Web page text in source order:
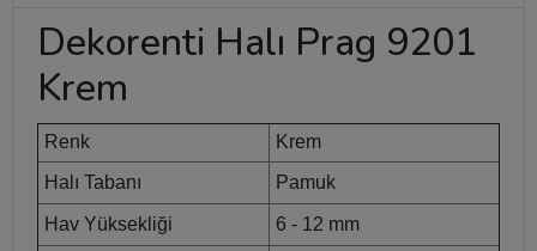
Dekorenti Halı Prag 9201
Krem
Renk
Krem
Halı Tabanı
Pamuk
Hav Yüksekliği 6 - 12 mm